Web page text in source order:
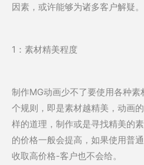
因素，或许能够为诸多客户解疑。
1：素材精美程度
制作MG动画少不了要使用各种
个规则，即是素材越精美，动画
样的道理，制作或是寻找精美的
的价格一般会提高，如果使用普
收取高价格-客户也不会给。